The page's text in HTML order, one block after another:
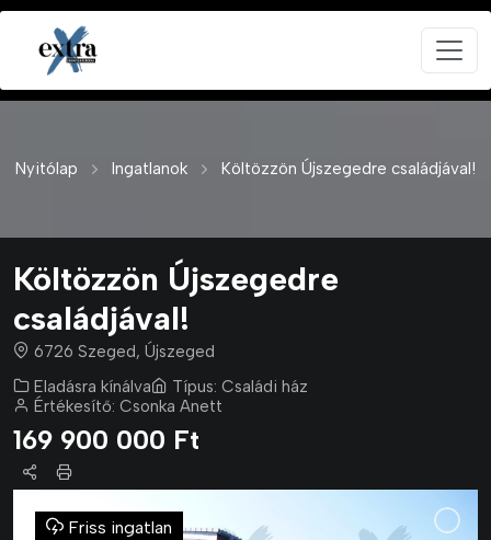
Nyitólap Ingatlanok Költözzön Újszegedre családjával!
Költözzön Újszegedre
családjával!
6726 Szeged, Újszeged
Eladásra kínálva
Típus: Családi ház
Értékesítő: Csonka Anett
169 900 000 Ft
Friss ingatlan